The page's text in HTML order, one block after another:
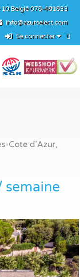
10België078-481833
info@azurselect.com
Se connecter
Cote d'Azur,